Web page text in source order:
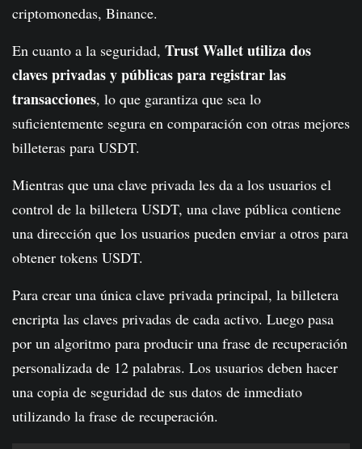
criptomonedas, Binance.
En cuanto a la seguridad, Trust Wallet utiliza dos
claves privadas y públicas para registrar las
transacciones, lo que garantiza que sea lo
suficientemente segura en comparación con otras mejores
billeteras para USDT.
Mientras que una clave privada les da a los usuarios el
control de la billetera USDT, una clave pública contiene
una dirección que los usuarios pueden enviar a otros para
obtener tokens USDT.
Para crear una única clave privada principal, la billetera
encripta las claves privadas de cada activo. Luego pasa
por un algoritmo para producir una frase de recuperación
personalizada de 12 palabras. Los usuarios deben hacer
una copia de seguridad de sus datos de inmediato
utilizando la frase de recuperación.